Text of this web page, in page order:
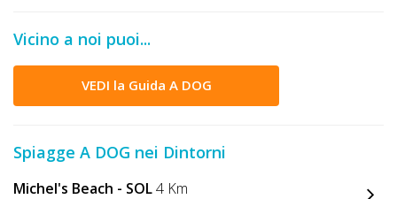
con
Noi
Inserisci
Vicino a noi puoi...
VEDI la Guida A DOG
Spiagge A DOG nei Dintorni
Michel's Beach - SOL4 Km